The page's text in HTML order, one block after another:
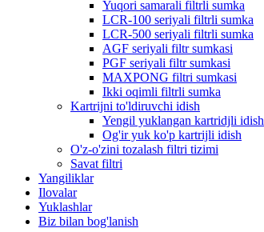
Yuqori samarali filtrli sumka
LCR-100 seriyali filtrli sumka
LCR-500 seriyali filtrli sumka
AGF seriyali filtr sumkasi
PGF seriyali filtr sumkasi
MAXPONG filtri sumkasi
Ikki oqimli filtrli sumka
Kartrijni to'ldiruvchi idish
Yengil yuklangan kartridjli idish
Og'ir yuk ko'p kartrijli idish
O'z-o'zini tozalash filtri tizimi
Savat filtri
Yangiliklar
Ilovalar
Yuklashlar
Biz bilan bog'lanish